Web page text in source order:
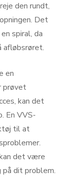
den rundt,
Det
spiral, da
afløbsrøret.
en
prøvet
kan det
En VVS-
til at
det være
dit problem.